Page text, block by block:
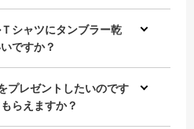
シャツにタンブラー乾
ですか？
プレゼントしたいのです
らえますか？